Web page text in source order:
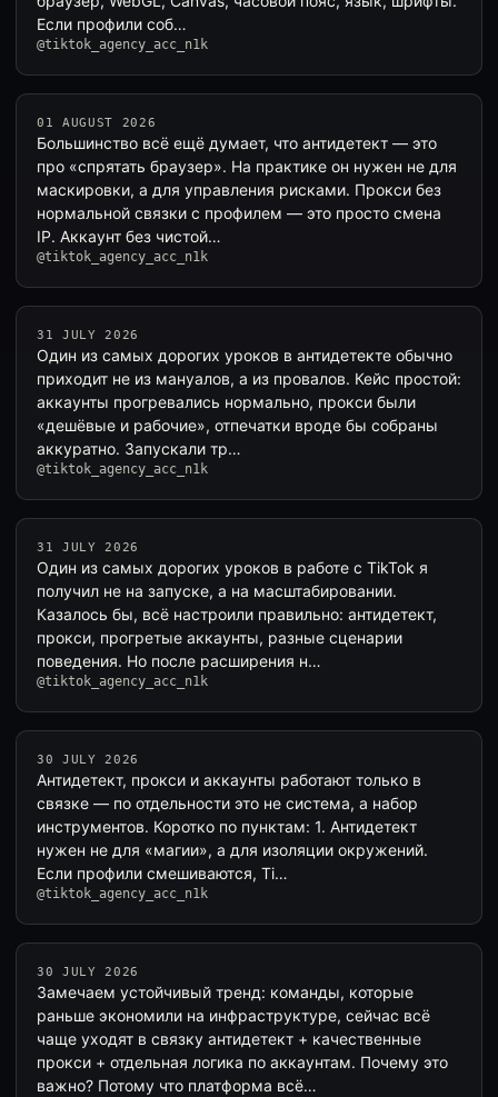
Если профили соб…
@tiktok_agency_acc_n1k
01 AUGUST 2026
Большинство всё ещё думает, что антидетект — это
про «спрятать браузер». На практике он нужен не для
маскировки, а для управления рисками. Прокси без
нормальной связки с профилем — это просто смена
IP. Аккаунт без чистой…
@tiktok_agency_acc_n1k
31 JULY 2026
Один из самых дорогих уроков в антидетекте обычно
приходит не из мануалов, а из провалов. Кейс простой:
аккаунты прогревались нормально, прокси были
«дешёвые и рабочие», отпечатки вроде бы собраны
аккуратно. Запускали тр…
@tiktok_agency_acc_n1k
31 JULY 2026
Один из самых дорогих уроков в работе с TikTok я
получил не на запуске, а на масштабировании.
Казалось бы, всё настроили правильно: антидетект,
прокси, прогретые аккаунты, разные сценарии
поведения. Но после расширения н…
@tiktok_agency_acc_n1k
30 JULY 2026
Антидетект, прокси и аккаунты работают только в
связке — по отдельности это не система, а набор
инструментов. Коротко по пунктам: 1. Антидетект
нужен не для «магии», а для изоляции окружений.
Если профили смешиваются, Ti…
@tiktok_agency_acc_n1k
30 JULY 2026
Замечаем устойчивый тренд: команды, которые
раньше экономили на инфраструктуре, сейчас всё
чаще уходят в связку антидетект + качественные
прокси + отдельная логика по аккаунтам. Почему это
важно? Потому что платформа всё…